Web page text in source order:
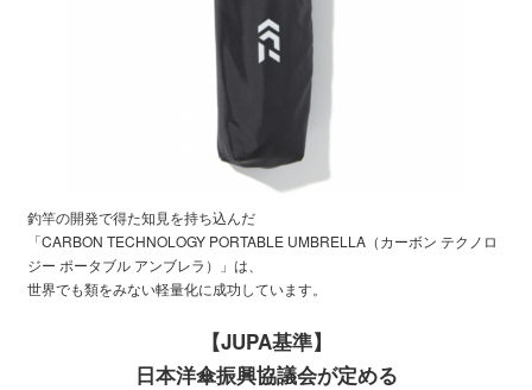
釣竿の開発で得た知見を持ち込んだ
「CARBON TECHNOLOGY PORTABLE UMBRELLA（カーボン テクノロ
ジー ポータブル アンブレラ）」は、
世界でも類をみない軽量化に成功しています。
【JUPA基準】
日本洋傘振興協議会が定める